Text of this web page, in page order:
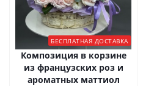
БЕСПЛАТНАЯ ДОСТАВКА
Композиция в корзине
из французских роз и
ароматных маттиол